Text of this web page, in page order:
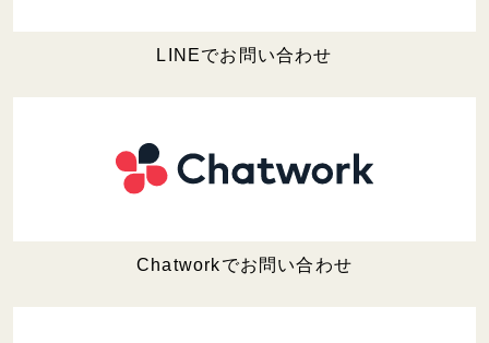
LINEでお問い合わせ
Chatworkでお問い合わせ